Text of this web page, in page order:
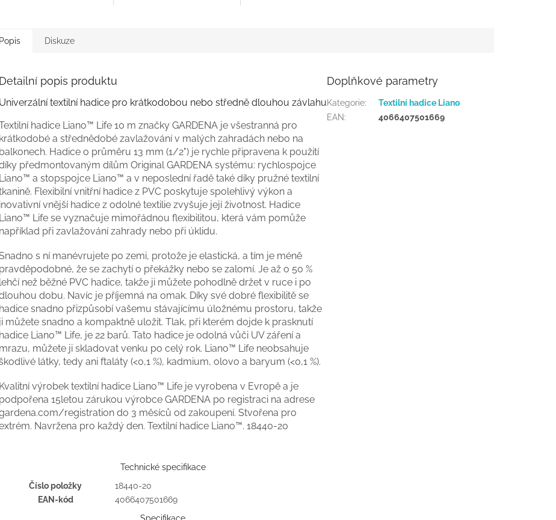
Popis Diskuze
Detailní popis produktu
Univerzální textilní hadice pro krátkodobou nebo středně dlouhou závlahu
hadice Liano™ Life 10 m značky GARDENA je všestranná pro
krátkodobé a střednědobé zavlažování v malých zahradách nebo na
balkonech. Hadice o průměru 13 mm (1/2") je rychle připravena k použití
předmontovaným dílům Original GARDENA systému: rychlospojce
Liano™ a stopspojce Liano™ a v neposlední řadě také díky pružné textilní
Flexibilní vnitřní hadice z PVC poskytuje spolehlivý výkon a
inovativní vnější hadice z odolné textilie zvyšuje její životnost. Hadice
Liano™ Life se vyznačuje mimořádnou flexibilitou, která vám pomůže
například při zavlažování zahrady nebo při úklidu.
s ní manévrujete po zemi, protože je elastická, a tím je méně
pravděpodobné, že se zachytí o překážky nebo se zalomí. Je až o 50 %
lehčí než běžné PVC hadice, takže ji můžete pohodlně držet v ruce i po
dobu. Navíc je příjemná na omak. Díky své dobré flexibilitě se
hadice snadno přizpůsobí vašemu stávajícímu úložnému prostoru, takže
ji můžete snadno a kompaktně uložit. Tlak, při kterém dojde k prasknutí
hadice Liano™ Life, je 22 barů. Tato hadice je odolná vůči UV záření a
mrazu, můžete ji skladovat venku po celý rok. Liano™ Life neobsahuje
látky, tedy ani ftaláty (<0,1 %), kadmium, olovo a baryum (<0,1 %).
Kvalitní výrobek textilní hadice Liano™ Life je vyrobena v Evropě a je
podpořena 15letou zárukou výrobce GARDENA po registraci na adrese
registration do 3 měsíců od zakoupení. Stvořena pro
Navržena pro každý den. Textilní hadice Liano™. 18440-20
Technické specifikace
Číslo položky
18440-20
EAN-kód
4066407501669
Doplňkové parametry
Kategorie:
Textilní hadice Liano
EAN: 4066407501669